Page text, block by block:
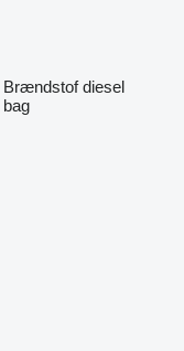
Brændstof diesel
bag